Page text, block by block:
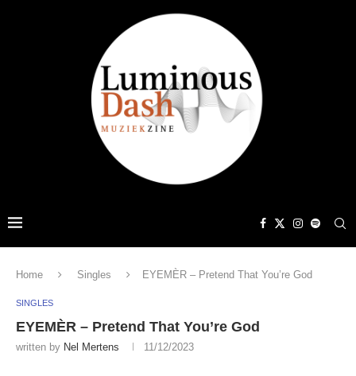
Home Singles EYEMÈR – Pretend That You’re God
SINGLES
EYEMÈR – Pretend That You’re God
written by Nel Mertens 11/12/2023